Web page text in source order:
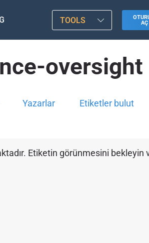
TOOLS
AÇ
oversight
Yazarlar Etiketler bulut